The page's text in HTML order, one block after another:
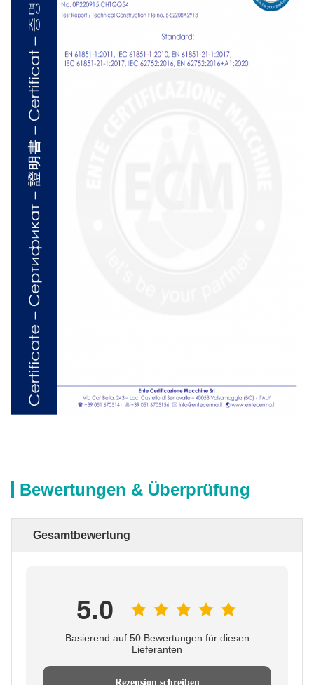
Bewertungen & Überprüfung
Gesamtbewertung
5.0
Basierend auf 50 Bewertungen für diesen
Lieferanten
Rezension schreiben